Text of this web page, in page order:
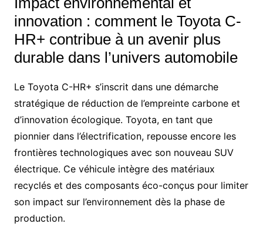
innovation : comment le Toyota C-
HR+ contribue à un avenir plus
durable dans l’univers automobile
Le Toyota C-HR+ s’inscrit dans une démarche
stratégique de réduction de l’empreinte carbone et
d’innovation écologique. Toyota, en tant que
pionnier dans l’électrification, repousse encore les
frontières technologiques avec son nouveau SUV
électrique. Ce véhicule intègre des matériaux
recyclés et des composants éco-conçus pour limiter
son impact sur l’environnement dès la phase de
production.